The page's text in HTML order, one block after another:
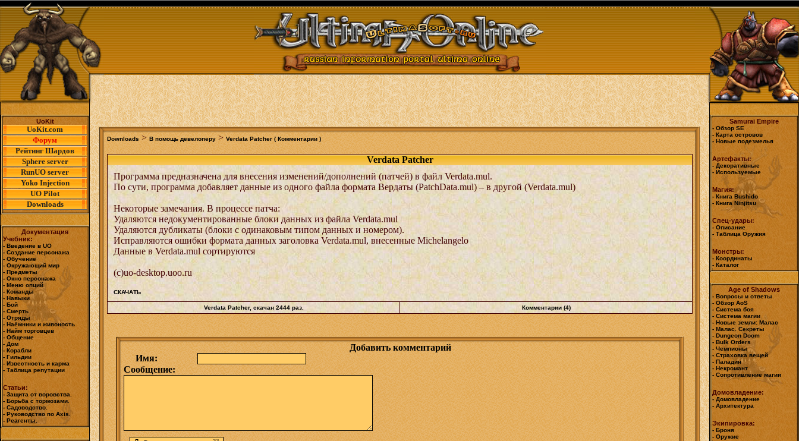
UoKit
UoKit.com
Форум
Рейтинг Шардов
Sphere server
RunUO server
Yoko Injection
UO Pilot
Downloads
Документация
Учебник:
- Введение в UO
- Создание персонажа
- Обучение
- Окружающий мир
- Предметы
- Окно персонажа
- Меню опций
- Команды
- Навыки
- Бой
- Смерть
- Отряды
- Наёмники и живоность
- Найм торговцев
- Общение
- Дом
- Корабли
- Гильдии
- Известность и карма
- Таблица репутации
Статьи:
- Защита от воровства.
- Борьба с тормозами.
- Садоводство.
- Руководство по Axis.
- Реагенты.
Downloads > В помощь девелоперу > Verdata Patcher ( Комментарии )
Verdata Patcher
Программа предназначена для внесения изменений/дополнений (патчей) в файл Verdata.mul.
По сути, программа добавляет данные из одного файла формата Вердаты (PatchData.mul) – в другой (Verdata.mul)
Некоторые замечания. В процессе патча:
Удаляются недокументированные блоки данных из файла Verdata.mul
Удаляются дубликаты (блоки с одинаковым типом данных и номером).
Исправляются ошибки формата данных заголовка Verdata.mul, внесенные Michelangelo
Данные в Verdata.mul сортируются
(c)uo-desktop.uoo.ru
СКАЧАТЬ
Verdata Patcher, скачан 2444 раз. Комментарии (4)
Добавить комментарий
Имя:
Сообщение:
Samurai Empire
- Обзор SE
- Карта островов
- Новые подезмелья
Артефакты:
- Декоративные
- Используемые
Магия:
- Книга Bushido
- Книга Ninjitsu
Спец-удары:
- Описание
- Таблица Оружия
Монстры:
- Координаты
- Каталог
Age of Shadows
- Вопросы и ответы
- Обзор AoS
- Система боя
- Система магии
- Новые земли: Малас
- Малас. Секреты
- Dungeon Doom
- Bulk Orders
- Чемпионы
- Страховка вещей
- Паладин
- Некромант
- Сопротивление магии
Домовладение:
- Домовладение
- Архитектура
Экипировка:
- Броня
- Оружие